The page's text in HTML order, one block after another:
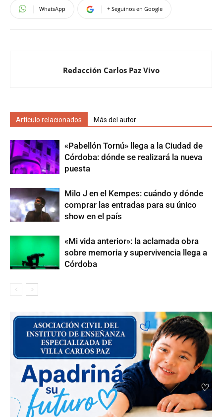
WhatsApp + Seguinos en Google
Redacción Carlos Paz Vivo
Artículo relacionados Más del autor
«Pabellón Tornú» llega a la Ciudad de
Córdoba: dónde se realizará la nueva
puesta
Milo J en el Kempes: cuándo y dónde
comprar las entradas para su único
show en el país
«Mi vida anterior»: la aclamada obra
sobre memoria y supervivencia llega a
Córdoba